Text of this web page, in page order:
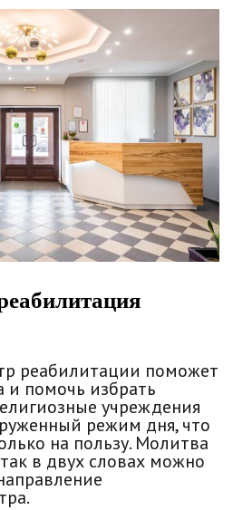
реабилитации поможет
и помочь избрать
учреждения
режим дня, что
на пользу. Молитва
в двух словах можно